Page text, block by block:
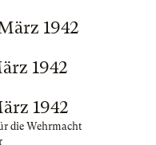
1942
1942
1942
die Wehrmacht